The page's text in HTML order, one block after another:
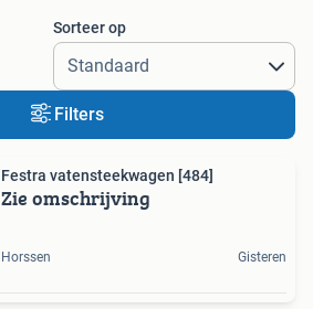
Sorteer op
Filters
Festra vatensteekwagen [484]
Zie omschrijving
Horssen Gisteren